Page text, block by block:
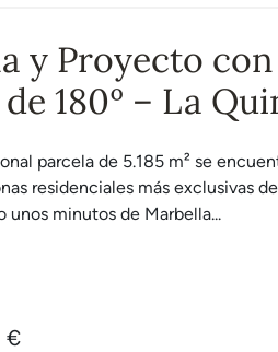
y Proyecto con
180º – La
parcela de 5.185 m² se
residenciales más exclusivas
unos minutos de Marbella...
€